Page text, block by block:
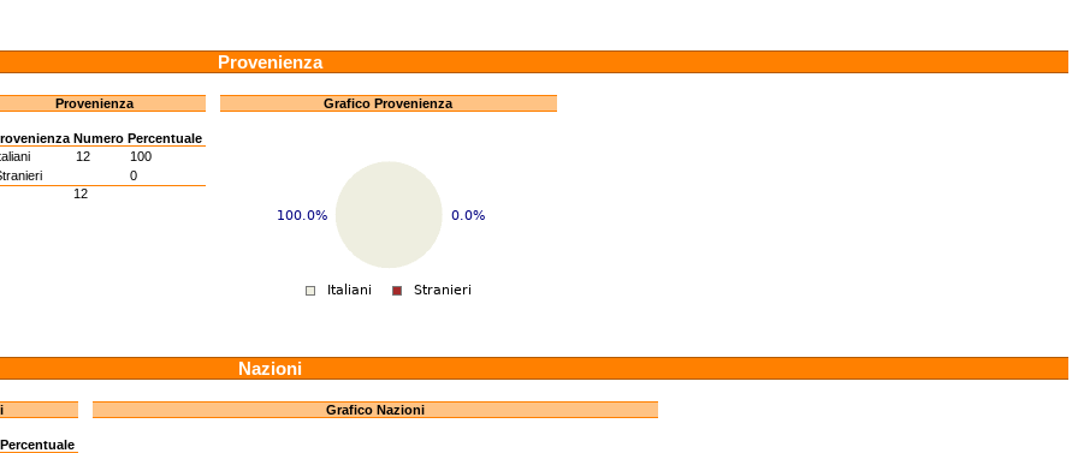
Provenienza
Provenienza
Numero Percentuale
12
100
0
12
Grafico Provenienza
Nazioni
Percentuale
Grafico Nazioni